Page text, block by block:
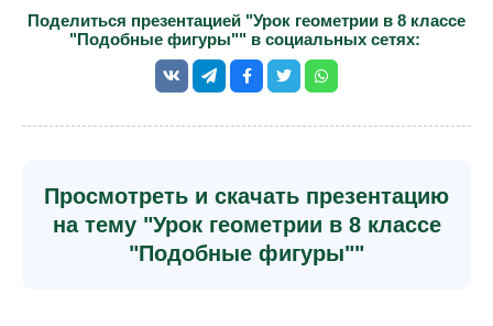
Поделиться презентацией "Урок геометрии в 8 классе
"Подобные фигуры"" в социальных сетях:
Просмотреть и скачать презентацию
на тему "Урок геометрии в 8 классе
"Подобные фигуры""